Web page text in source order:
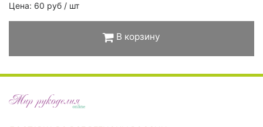
Цена: 60 руб / шт
В корзину